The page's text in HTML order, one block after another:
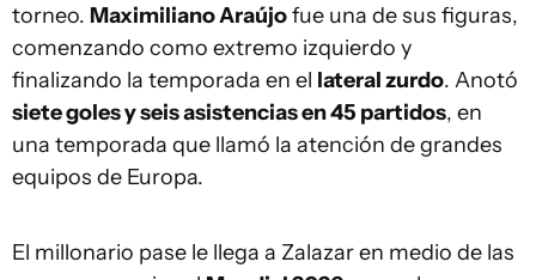
torneo. Maximiliano Araújofue una de sus figuras,
comenzando como extremo izquierdo y
finalizando la temporada en el lateral zurdo. Anotó
siete goles y seis asistencias en 45 partidos, en
una temporada que llamó la atención de grandes
equipos de Europa.
El millonario pase le llega a Zalazar en medio de las